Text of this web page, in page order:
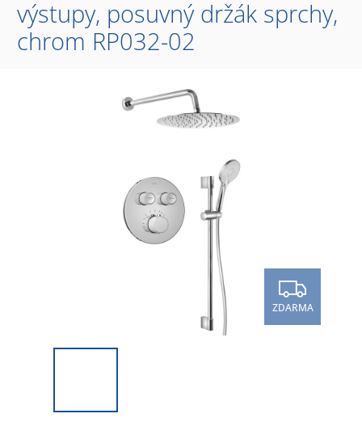
výstupy, posuvný držák sprchy,
chrom RP032-02
ZDARMA